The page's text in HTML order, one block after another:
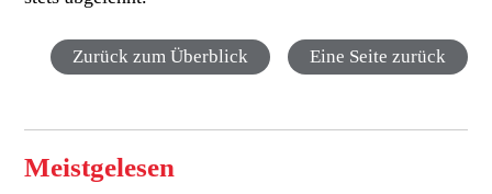
Zurück zum Überblick Eine Seite zurück
Meistgelesen